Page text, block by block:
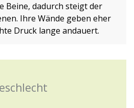
Beine, dadurch steigt der
Ihre Wände geben eher
Druck lange andauert.